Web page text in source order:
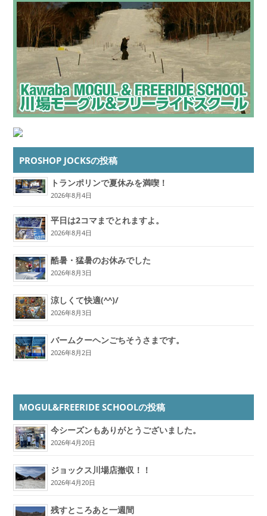
PROSHOP JOCKSの投稿
トランポリンで夏休みを満喫！
2026年8月4日
平日は2コマまでとれますよ。
2026年8月4日
酷暑・猛暑のお休みでした
2026年8月3日
涼しくて快適(^^)/
2026年8月3日
バームクーヘンごちそうさまです。
2026年8月2日
MOGUL&FREERIDE SCHOOLの投稿
今シーズンもありがとうございました。
2026年4月20日
ジョックス川場店撤収！！
2026年4月20日
残すところあと一週間